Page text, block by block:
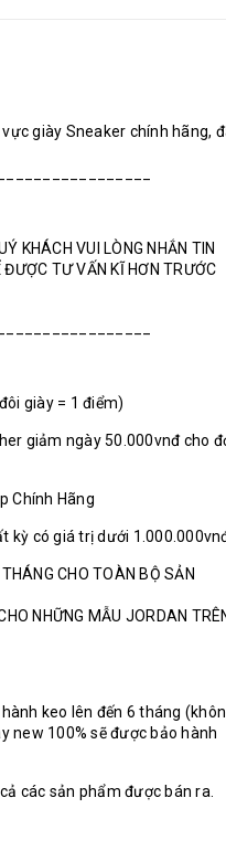
giày Sneaker chính hãng,
KHÁCH VUI LÒNG NHẮN TIN
TƯ VẤN KĨ HƠN TRƯỚC
giày = 1 điểm)
giảm ngày 50.000vnđ cho
Chính Hãng
kỳ có giá trị dưới
CHO TOÀN BỘ SẢN
NHỮNG MẪU JORDAN
keo lên đến 6 tháng
new 100% sẽ được bảo hành
các sản phẩm được bán ra.